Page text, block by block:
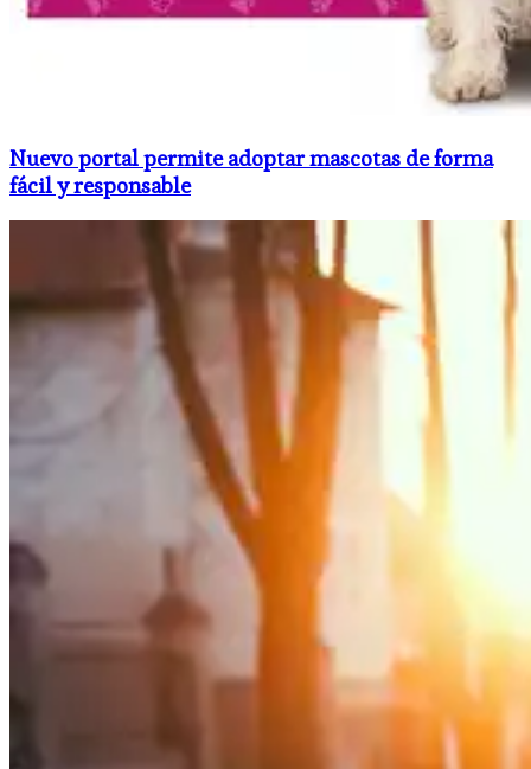
Nuevo portal permite adoptar mascotas de forma
fácil y responsable